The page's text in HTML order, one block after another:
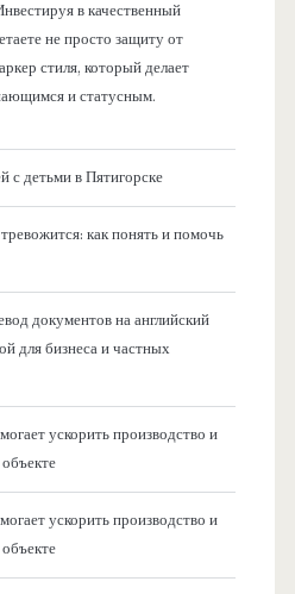
в качественный
не просто защиту от
стиля, который делает
и статусным.
с детьми в Пятигорске
как понять и помочь
документов на английский
для бизнеса и частных
ускорить производство и
ускорить производство и